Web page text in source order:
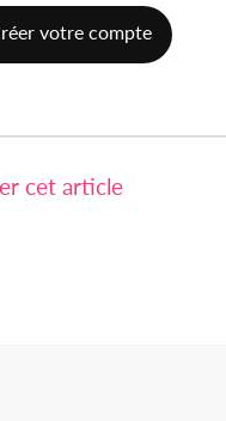
votre compte
cet article